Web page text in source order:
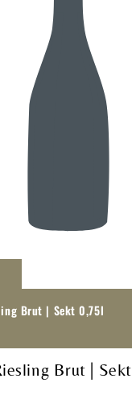
Brut | Sekt 0,75l
Brut | Sekt